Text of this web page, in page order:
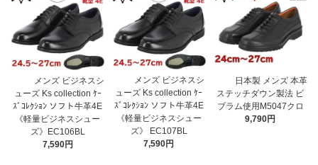
メンズ ビジネスシ
ューズ Ks collection ｹｰ
ｽﾞｺﾚｸｼｮﾝ ソフト牛革4E
《軽量ビジネスシュー
ズ》EC106BL
7,590円
メンズ ビジネスシ
ューズ Ks collection ｹｰ
ｽﾞｺﾚｸｼｮﾝ ソフト牛革4E
《軽量ビジネスシュー
ズ》 EC107BL
7,590円
日本製 メンズ 本革
ステッチダウン製法 ビ
ブラム使用M5047クロ
9,790円